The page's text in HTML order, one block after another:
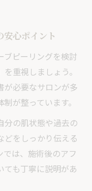
安心ポイント
ブピーリングを検討
重視しましょう。
が必要なサロンが多
が整っています。
分の肌状態や過去の
どをしっかり伝える
では、施術後のアフ
ても丁寧に説明があ